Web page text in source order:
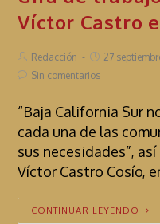
Víctor Castro
Redacción 27
Sin comentarios
“Baja California Sur
cada una de las
sus necesidades”,
Víctor Castro Cosío,
CONTINUAR LEYENDO